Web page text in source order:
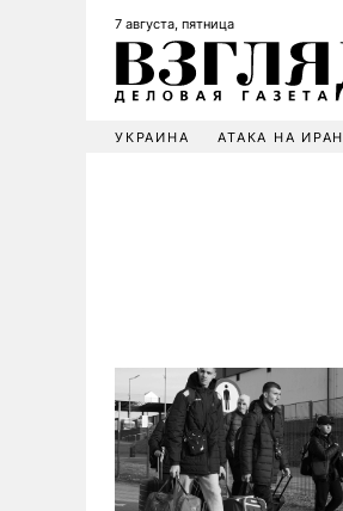
7 августа, пятница
УКРАИНА АТАКА НА ИРАН